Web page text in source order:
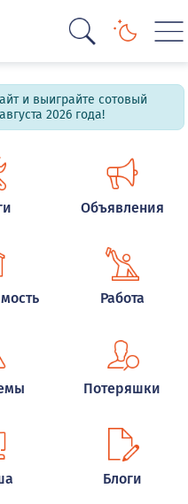
и выиграйте сотовый
2026 года!
Объявления
Работа
Потеряшки
Блоги